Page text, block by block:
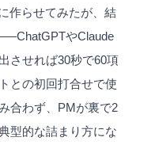
作らせてみたが、結
やClaude
させれば30秒で60項
との初回打合せで使
合わず、PMが裏で2
型的な詰まり方にな